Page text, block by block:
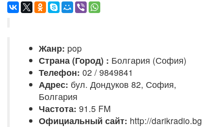
Жанр: pop
Страна (Город) : Болгария (София)
Телефон: 02 / 9849841
Адрес: бул. Дондуков 82, София,
Болгария
Частота: 91.5 FM
Официальный сайт: http://darikradio.bg